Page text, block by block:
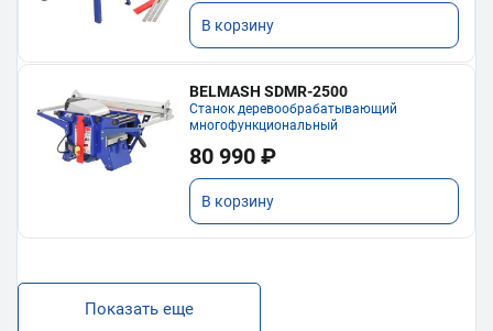
В корзину
BELMASH SDMR-2500
Станок деревообрабатывающий
многофункциональный
80 990 ₽
В корзину
Показать еще